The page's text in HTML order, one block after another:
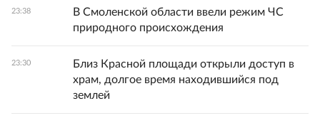
23:38
В Смоленской области ввели режим ЧС
природного происхождения
23:30
Близ Красной площади открыли доступ в
храм, долгое время находившийся под
землей